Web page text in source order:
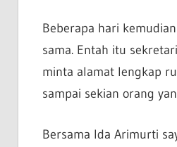
Beberapa hari
sama. Entah itu
minta alamat lengkap
sampai sekian orang
Bersama Ida Arimurti